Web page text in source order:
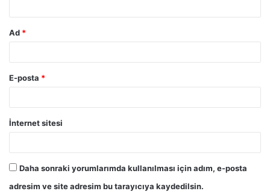
Ad *
E-posta *
İnternet sitesi
Daha sonraki yorumlarımda kullanılması için adım, e-posta
adresim ve site adresim bu tarayıcıya kaydedilsin.